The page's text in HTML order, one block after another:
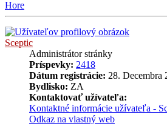
Hore
Sceptic
Administrátor stránky
Príspevky: 2418
Dátum registrácie: 28. Decembra
Bydlisko: ZA
Kontaktovať užívateľa:
Kontaktné informácie užívateľa -
Odkaz na vlastný web